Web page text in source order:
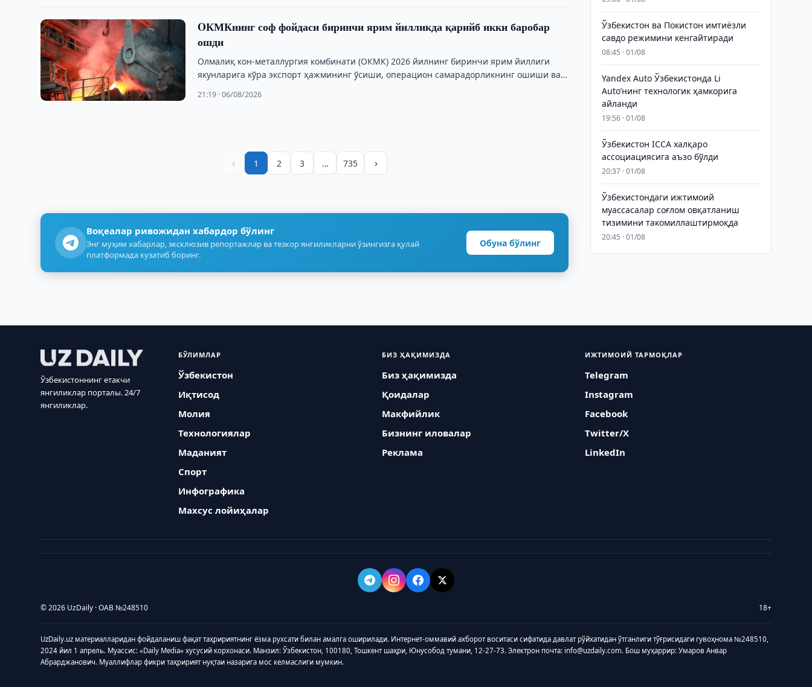
OКМКнинг соф фойдаси биринчи ярим йилликда қарийб икки баробар
ошди
Олмалиқ кон-металлургия комбинати (OКМК) 2026 йилнинг биринчи ярим йиллиги
якунларига кўра экспорт ҳажмининг ўсиши, операцион самарадорликнинг ошиши ва
21:19 · 06/08/2026
‹ 1 2 3 … 735 ›
Воқеалар ривожидан хабардор бўлинг
Энг муҳим хабарлар, эксклюзив репортажлар ва тезкор янгиликларни ўзингизга қулай
платформада кузатиб боринг.
Обуна бўлинг
Ўзбекистон ва Покистон имтиёзли
савдо режимини кенгайтиради
08:45 · 01/08
Yandex Auto Ўзбекистонда Li
Auto’нинг технологик ҳамкорига
айланди
19:56 · 01/08
Ўзбекистон ICCA халқаро
ассоциациясига аъзо бўлди
20:37 · 01/08
Ўзбекистондаги ижтимоий
муассасалар соғлом овқатланиш
тизимини такомиллаштирмоқда
20:45 · 01/08
Ўзбекистоннинг етакчи
янгиликлар порталы. 24/7
янгиликлар.
БЎЛИМЛАР
Ўзбекистон
Иқтисод
Молия
Технологиялар
Маданият
Спорт
Инфографика
Махсус лойиҳалар
БИЗ ҲАҚИМИЗДА
Биз ҳақимизда
Қоидалар
Макфийлик
Бизнинг иловалар
Реклама
ИЖТИМОИЙ ТАРМОҚЛАР
Telegram
Instagram
Facebook
Twitter/X
LinkedIn
© 2026 UzDaily · ОАВ №248510 18+
UzDaily.uz материалларидан фойдаланиш фақат таҳририятнинг ёзма рухсати билан амалга оширилади. Интернет-оммавий ахборот воситаси сифатида давлат рўйхатидан ўтганлиги тўғрисидаги гувоҳнома №248510,
2024 йил 1 апрель. Муассис: «Daily Media» хусусий корхонаси. Манзил: Ўзбекистон, 100180, Тошкент шаҳри, Юнусобод тумани, 12-27-73. Электрон почта: info@uzdaily.com. Бош муҳаррир: Умаров Анвар
Абрарджанович. Муаллифлар фикри таҳририят нуқтаи назарига мос келмаслиги мумкин.